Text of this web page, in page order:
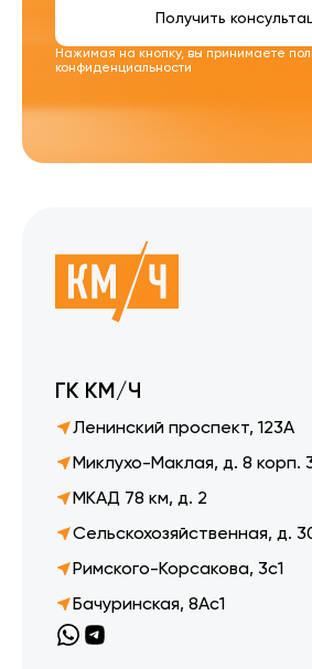
Нажимая на кнопку, вы принимаете
конфиденциальности
Получить
ГК КМ/Ч
Ленинский проспект, 123А
Миклухо-Маклая, д. 8 корп.
МКАД 78 км, д. 2
Сельскохозяйственная, д.
Римского-Корсакова, 3с1
Бачуринская, 8Ас1